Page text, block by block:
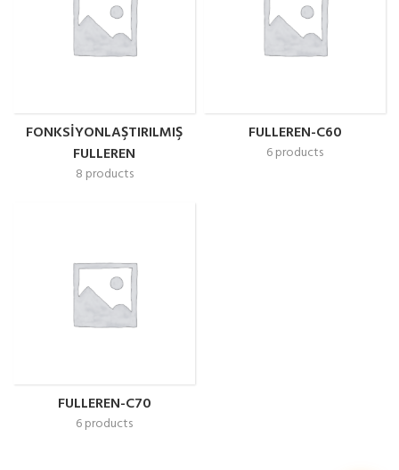
FONKSIYONLAŞTIRILMIŞ
FULLEREN
8 products
FULLEREN-C60
6 products
FULLEREN-C70
6 products